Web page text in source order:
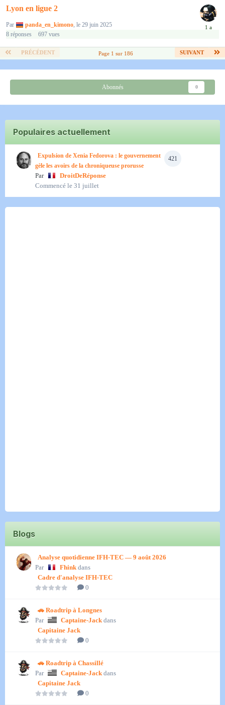
Lyon en ligue 2
Par panda_en_kimono, le 29 juin 2025
8 réponses 697 vues
PRÉCÉDENT SUIVANT
Page 1 sur 186
Abonnés 0
Populaires actuellement
421
Expulsion de Xenia Fedorova : le gouvernement
gèle les avoirs de la chroniqueuse prorusse
Par
DroitDeRéponse
Commencé le 31 juillet
Blogs
Analyse quotidienne IFH-TEC — 9 août 2026
Par
Fhink dans
Cadre d'analyse IFH-TEC
0
🚗 Roadtrip à Longnes​
Par
Captaine-Jack dans
Capitaine Jack
0
🚗 Roadtrip à Chassillé​
Par
Captaine-Jack dans
Capitaine Jack
0